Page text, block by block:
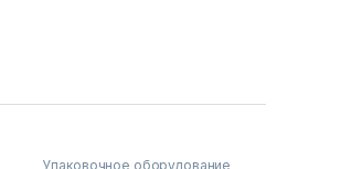
Упаковочное оборудование